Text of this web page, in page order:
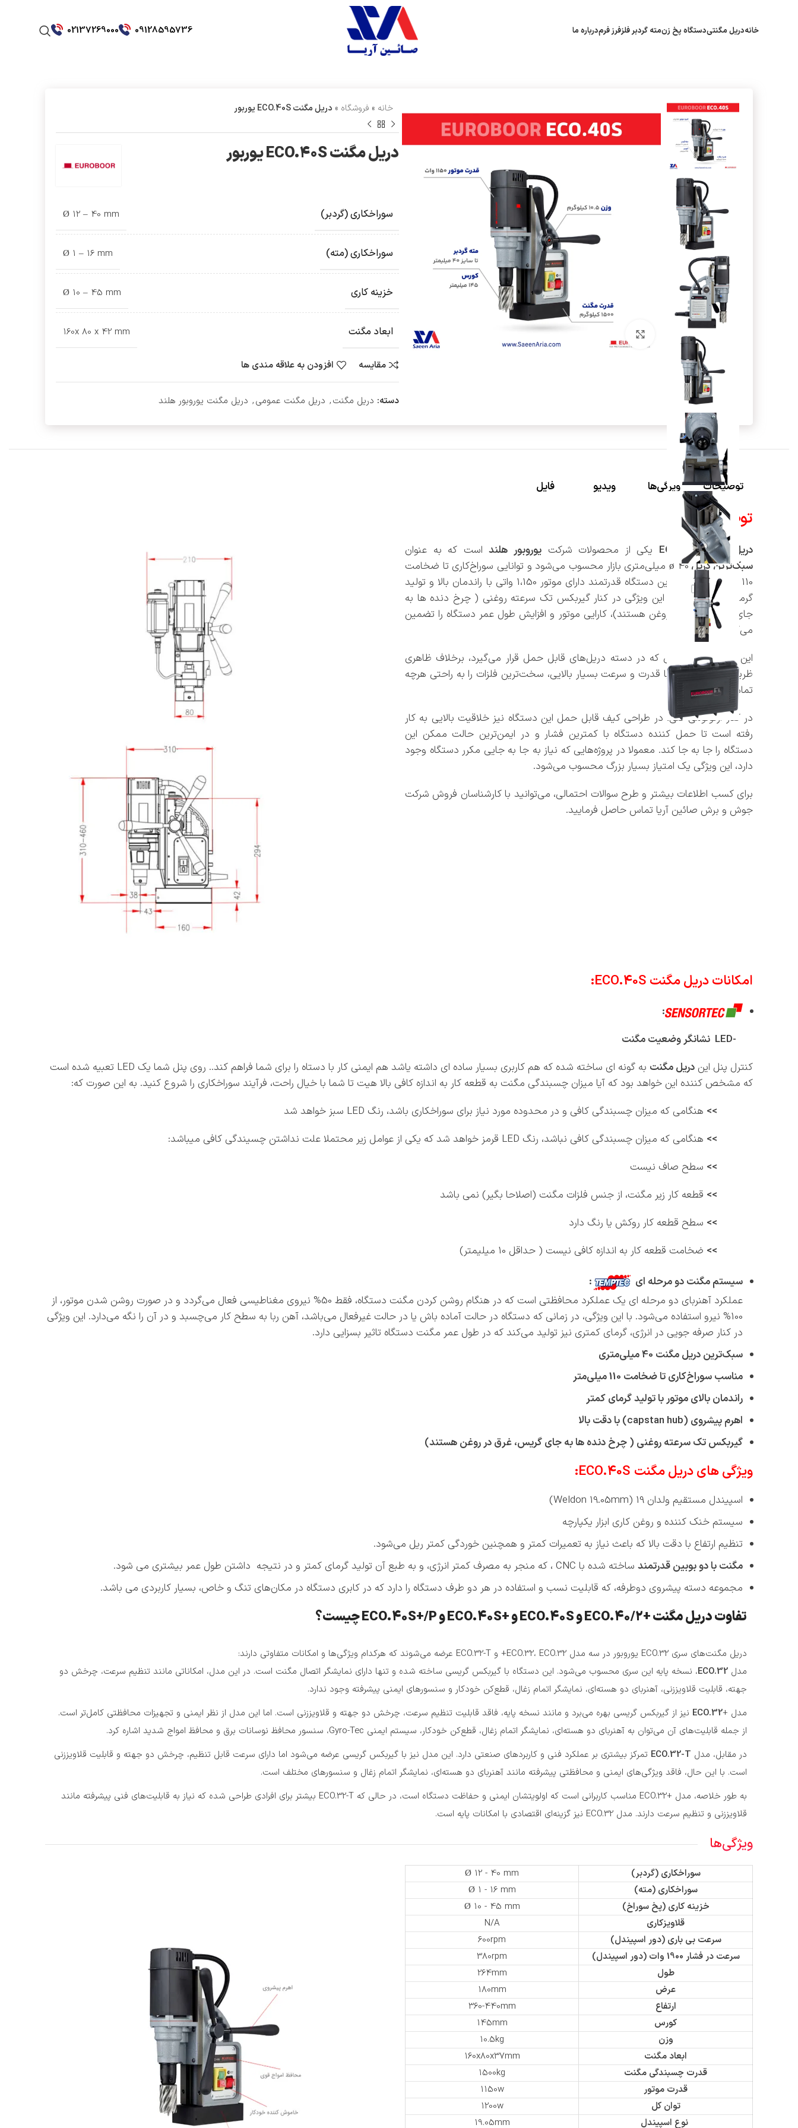
خانهدریل مگنتیدستگاه پخ زنمته گردبر فلزفرز فرمدرباره ما 09128595736
02137269000
برای بزرگنمایی کلیک کنید
خانه » فروشگاه » دریل مگنت ECO.40S یوربور
دریل مگنت ECO.40S یوربور
سوراخکاری (گردبر) Ø 12 – 40 mm
سوراخکاری (مته) Ø 1 – 16 mm
خزینه کاری Ø 10 – 45 mm
ابعاد مگنت 160x 80 x 42 mm
مقایسه افزودن به علاقه مندی ها
دسته: دریل مگنت, دریل مگنت عمومی, دریل مگنت یوروبور هلند
توضیحات ویژگی‌ها ویدیو فایل
توضیحات
دریل مگنت ECO.40S یکی از محصولات شرکتیوروبور هلنداست که به عنوان
سبک‌ترین دریل
ø 40 میلی‌متری بازار محسوب می‌شود و توانایی سوراخ‌کاری تا ضخامت
110 میلی‌متر را دارد. این دستگاه قدرتمند دارای موتور 1،150 واتی با راندمان بالا و تولید
گرمای پایین است که این ویژگی در کنار گیربکس تک سرعته روغنی ( چرخ دنده ها به
جای گریس، غرق در روغن هستند)، کارایی موتور و افزایش طول عمر دستگاه را تضمین
می‌کند.
این دریل 10 کیلوگرمی که در دسته دریل‌های قابل حمل قرار می‌گیرد، برخلاف ظاهری
ظریف و وزنی سبک، با قدرت و سرعت بسیار بالایی، سخت‌ترین فلزات را به راحتی هرچه
تمام‌تر سوراخ می‌کند.
در کنار ارگونومی فنی، در طراحی کیف قابل حمل این دستگاه نیز خلاقیت بالایی به کار
رفته است تا حمل کننده دستگاه با کمترین فشار و در ایمن‌ترین حالت ممکن این
دستگاه را جا به جا کند. معمولا در پروژه‌هایی که نیاز به جا به جایی مکرر دستگاه وجود
دارد، این ویژگی یک امتیاز بسیار بزرگ محسوب می‌شود.
برای کسب اطلاعات بیشتر و طرح سوالات احتمالی، می‌توانید با کارشناسان فروش شرکت
جوش و برش صائین آریا تماس حاصل فرمایید.
امکانات دریل مگنت ECO.40S
:
:
-LED
نشانگر وضعیت مگنت
کنترل پنل این دریل مگنت
به گونه ای ساخته شده که هم کاربری بسیار ساده ای داشته یاشد هم ایمنی کار با دستاه را برای شما فراهم کند.. روی پنل شما یک LED تعبیه شده است
که مشخص کننده این خواهد بود که آیا میزان چسبندگی مگنت به قطعه کار به اندازه کافی بالا هیت تا شما با خیال راحت، فرآیند سوراخکاری را شروع کنید. به این صورت که:
>> هنگامی که میزان چسبندگی کافی و در محدوده مورد نیاز برای سوراخکاری باشد، رنگ LED سبز خواهد شد
>> هنگامی که میزان چسبندگی کافی نباشد، رنگ LED قرمز خواهد شد که یکی از عوامل زیر محتملا علت نداشتن چسیندگی کافی میباشد:
>> سطح صاف نیست
>> قطعه کار زیر مگنت، از جنس فلزات مگنت (اصلاحا بگیر) نمی باشد
>> سطح قطعه کار روکش یا رنگ دارد
>> ضخامت قطعه کار به اندازه کافی نیست ( حداقل 10 میلیمتر)
سیستم مگنت دو مرحله ای
:
عملکرد آهنربای دو مرحله ای یک عملکرد محافظتی است که در هنگام روشن کردن مگنت دستگاه، فقط 50% نیروی مغناطیسی فعال می‌گردد و در صورت روشن شدن موتور، از
100% نیرو استفاده می‌شود. با این ویژگی، در زمانی که دستگاه در حالت آماده باش یا در حالت غیرفعال می‌باشد، آهن ربا به سطح کار می‌چسبد و در آن را نگه می‌دارد. این ویژگی
در کنار صرفه جویی در انرژی، گرمای کمتری نیز تولید می‌کند که در طول عمر مگنت دستگاه تاثیر بسزایی دارد.
سبک‌ترین دریل مگنت 40 میلی‌متری
مناسب سوراخ‌کاری تا ضخامت 110 میلی‌متر
راندمان بالای موتور با تولید گرمای کمتر
اهرم پیشروی (capstan hub) با دقت بالا
گیربکس تک سرعته روغنی ( چرخ دنده ها به جای گریس، غرق در روغن هستند)
ویژگی های دریل مگنت ECO.40S
:
اسپیندل مستقیم ولدان 19 (Weldon 19.05mm)
سیستم خنک کننده و روغن کاری ابزار یکپارچه
تنظیم ارتفاع با دقت بالا که باعث نیاز به تعمیرات کمتر و همچنین خوردگی کمتر ریل می‌شود.
مگنت با دو بوبین قدرتمند ساخته شده با CNC ، که منجر به مصرف کمتر انرژی، و به طبع آن تولید گرمای کمتر و در نتیجه داشتن طول عمر بیشتری می شود.
مجموعه دسته پیشروی دوطرفه، که قابلیت نسب و استفاده در هر دو طرف دستگاه را دارد که در کابری دستگاه در مکان‌های تنگ و خاص، بسیار کاربردی می باشد.
تفاوت دریل مگنت +ECO.40/2 و ECO.40S و +ECO.40S و ECO.40S+/P چیست؟
دریل مگنت‌های سری ECO.32 یوروبور در سه مدل ECO.32، ECO.32+ و ECO.32-T عرضه می‌شوند که هرکدام ویژگی‌ها و امکانات متفاوتی دارند:
مدل ECO.32، نسخه پایه این سری محسوب می‌شود. این دستگاه با گیربکس گریسی ساخته شده و تنها دارای نمایشگر اتصال مگنت است. در این مدل، امکاناتی مانند تنظیم سرعت، چرخش دو
جهته، قابلیت قلاویززنی، آهنربای دو هسته‌ای، نمایشگر اتمام زغال، قطع‌کن خودکار و سنسورهای ایمنی پیشرفته وجود ندارد.
مدل +ECO.32 نیز از گیربکس گریسی بهره می‌برد و مانند نسخه پایه، فاقد قابلیت تنظیم سرعت، چرخش دو جهته و قلاویززنی است. اما این مدل از نظر ایمنی و تجهیزات محافظتی کامل‌تر است.
از جمله قابلیت‌های آن می‌توان به آهنربای دو هسته‌ای، نمایشگر اتمام زغال، قطع‌کن خودکار، سیستم ایمنی Gyro-Tec، سنسور محافظ نوسانات برق و محافظ امواج شدید اشاره کرد.
در مقابل، مدل ECO.32-T تمرکز بیشتری بر عملکرد فنی و کاربردهای صنعتی دارد. این مدل نیز با گیربکس گریسی عرضه می‌شود اما دارای سرعت قابل تنظیم، چرخش دو جهته و قابلیت قلاویززنی
است. با این حال، فاقد ویژگی‌های ایمنی و محافظتی پیشرفته مانند آهنربای دو هسته‌ای، نمایشگر اتمام زغال و سنسورهای مختلف است.
به طور خلاصه، مدل +ECO.32 مناسب کاربرانی است که اولویتشان ایمنی و حفاظت دستگاه است، در حالی که ECO.32-T بیشتر برای افرادی طراحی شده که نیاز به قابلیت‌های فنی پیشرفته مانند
قلاویززنی و تنظیم سرعت دارند. مدل ECO.32 نیز گزینه‌ای اقتصادی با امکانات پایه است.
ویژگی‌ها
سوراخکاری (گردبر)
Ø 12 - 40 mm
سوراخکاری (مته)
Ø 1 - 16 mm
خزینه کاری (پخ سوراخ)
Ø 10 - 45 mm
قلاویزکاری
N/A
سرعت بی باری (دور اسپیندل)
600rpm
سرعت در فشار 1900 وات (دور اسپیندل)
380rpm
طول
264mm
عرض
180mm
ارتفاع
360-440mm
کورس
145mm
وزن
10.5kg
ابعاد مگنت
160x80x37mm
قدرت چسبندگی مگنت
1500kg
قدرت موتور
1150w
توان کل
1200w
نوع اسپیندل
19.05mm